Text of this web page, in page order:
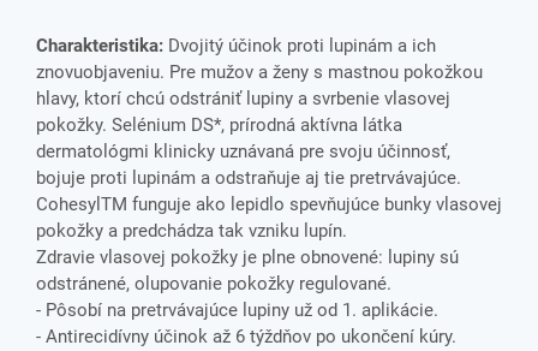
Charakteristika: Dvojitý účinok proti lupinám a ich
znovuobjaveniu. Pre mužov a ženy s mastnou pokožkou
hlavy, ktorí chcú odstrániť lupiny a svrbenie vlasovej
pokožky. Selénium DS*, prírodná aktívna látka
dermatológmi klinicky uznávaná pre svoju účinnosť,
bojuje proti lupinám a odstraňuje aj tie pretrvávajúce.
CohesylTM funguje ako lepidlo spevňujúce bunky vlasovej
pokožky a predchádza tak vzniku lupín.
Zdravie vlasovej pokožky je plne obnovené: lupiny sú
odstránené, olupovanie pokožky regulované.
- Pôsobí na pretrvávajúce lupiny už od 1. aplikácie.
- Antirecidívny účinok až 6 týždňov po ukončení kúry.